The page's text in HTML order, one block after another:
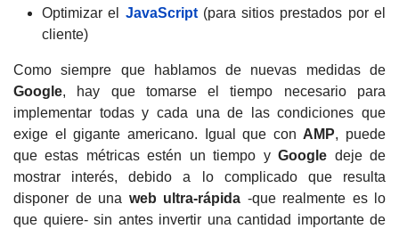
Optimizar el
JavaScript(para sitios prestados por el
cliente)
Como siempre que hablamos de nuevas medidas de
Google, hay que tomarse el tiempo necesario para
implementar todas y cada una de las condiciones que
exige el gigante americano. Igual que conAMP, puede
que estas métricas estén un tiempo yGoogle deje de
mostrar interés, debido a lo complicado que resulta
disponer de una web ultra-rápida -que realmente es lo
que quiere- sin antes invertir una cantidad importante de